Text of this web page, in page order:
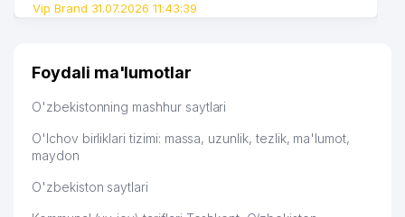
Vip Brand 31.07.2026 11:43:39
Foydali ma'lumotlar
O'zbekistonning mashhur saytlari
O'lchov birliklari tizimi: massa, uzunlik, tezlik, ma'lumot,
maydon
O'zbekiston saytlari